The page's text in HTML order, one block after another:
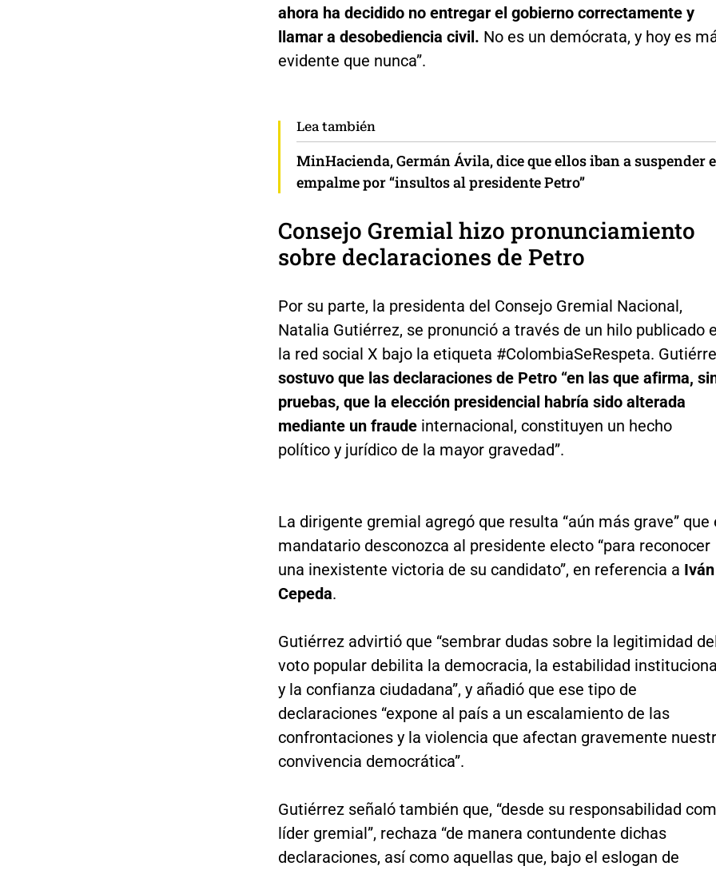
ahora ha decidido no entregar el gobierno correctamente y
llamar a desobediencia civil. No es un demócrata, y hoy es
evidente que nunca”.
Lea también
MinHacienda, Germán Ávila, dice que ellos iban a suspender
empalme por “insultos al presidente Petro”
Consejo Gremial hizo pronunciamiento
sobre declaraciones de Petro
Por su parte, la presidenta del Consejo Gremial Nacional,
Natalia Gutiérrez, se pronunció a través de un hilo publicado
la red social X bajo la etiqueta #ColombiaSeRespeta.
sostuvo que las declaraciones de Petro “en las que afirma,
pruebas, que la elección presidencial habría sido alterada
mediante un fraude internacional, constituyen un hecho
político y jurídico de la mayor gravedad”.
La dirigente gremial agregó que resulta “aún más grave” que
mandatario desconozca al presidente electo “para reconocer
una inexistente victoria de su candidato”, en referencia a Iván
Cepeda.
Gutiérrez advirtió que “sembrar dudas sobre la legitimidad
voto popular debilita la democracia, la estabilidad
y la confianza ciudadana”, y añadió que ese tipo de
declaraciones “expone al país a un escalamiento de las
confrontaciones y la violencia que afectan gravemente
convivencia democrática”.
Gutiérrez señaló también que, “desde su responsabilidad
líder gremial”, rechaza “de manera contundente dichas
declaraciones, así como aquellas que, bajo el eslogan de